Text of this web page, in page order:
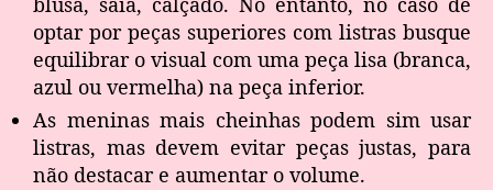
optar por peças superiores com listras busque
equilibrar o visual com uma peça lisa (branca,
azul ou vermelha) na peça inferior.
As meninas mais cheinhas podem sim usar
listras, mas devem evitar peças justas, para
não destacar e aumentar o volume.